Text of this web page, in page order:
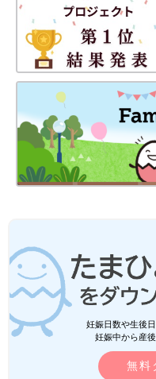
妊娠日数や生後
妊娠中から産
無料